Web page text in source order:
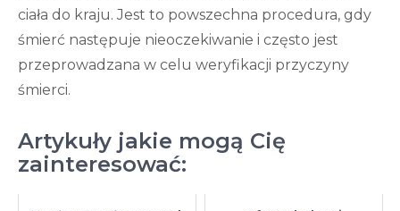
ciała do kraju. Jest to powszechna procedura, gdy
śmierć następuje nieoczekiwanie i często jest
przeprowadzana w celu weryfikacji przyczyny
śmierci.
Artykuły jakie mogą Cię
zainteresować: